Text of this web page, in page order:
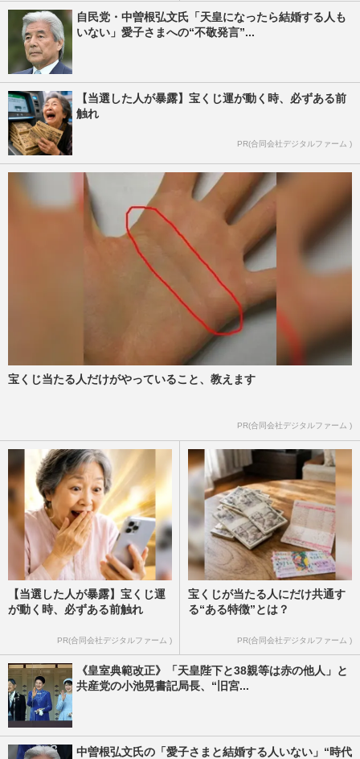
自民党・中曽根弘文氏「天皇になったら結婚する人も
いない」愛子さまへの“不敬発言”...
【当選した人が暴露】宝くじ運が動く時、必ずある前
触れ
PR(合同会社デジタルファーム )
宝くじ当たる人だけがやっていること、教えます
PR(合同会社デジタルファーム )
【当選した人が暴露】宝くじ運
が動く時、必ずある前触れ
PR(合同会社デジタルファーム )
宝くじが当たる人にだけ共通す
る“ある特徴”とは？
PR(合同会社デジタルファーム )
《皇室典範改正》「天皇陛下と38親等は赤の他人」と
共産党の小池晃書記局長、“旧宮...
中曽根弘文氏の「愛子さまと結婚する人いない」“時代